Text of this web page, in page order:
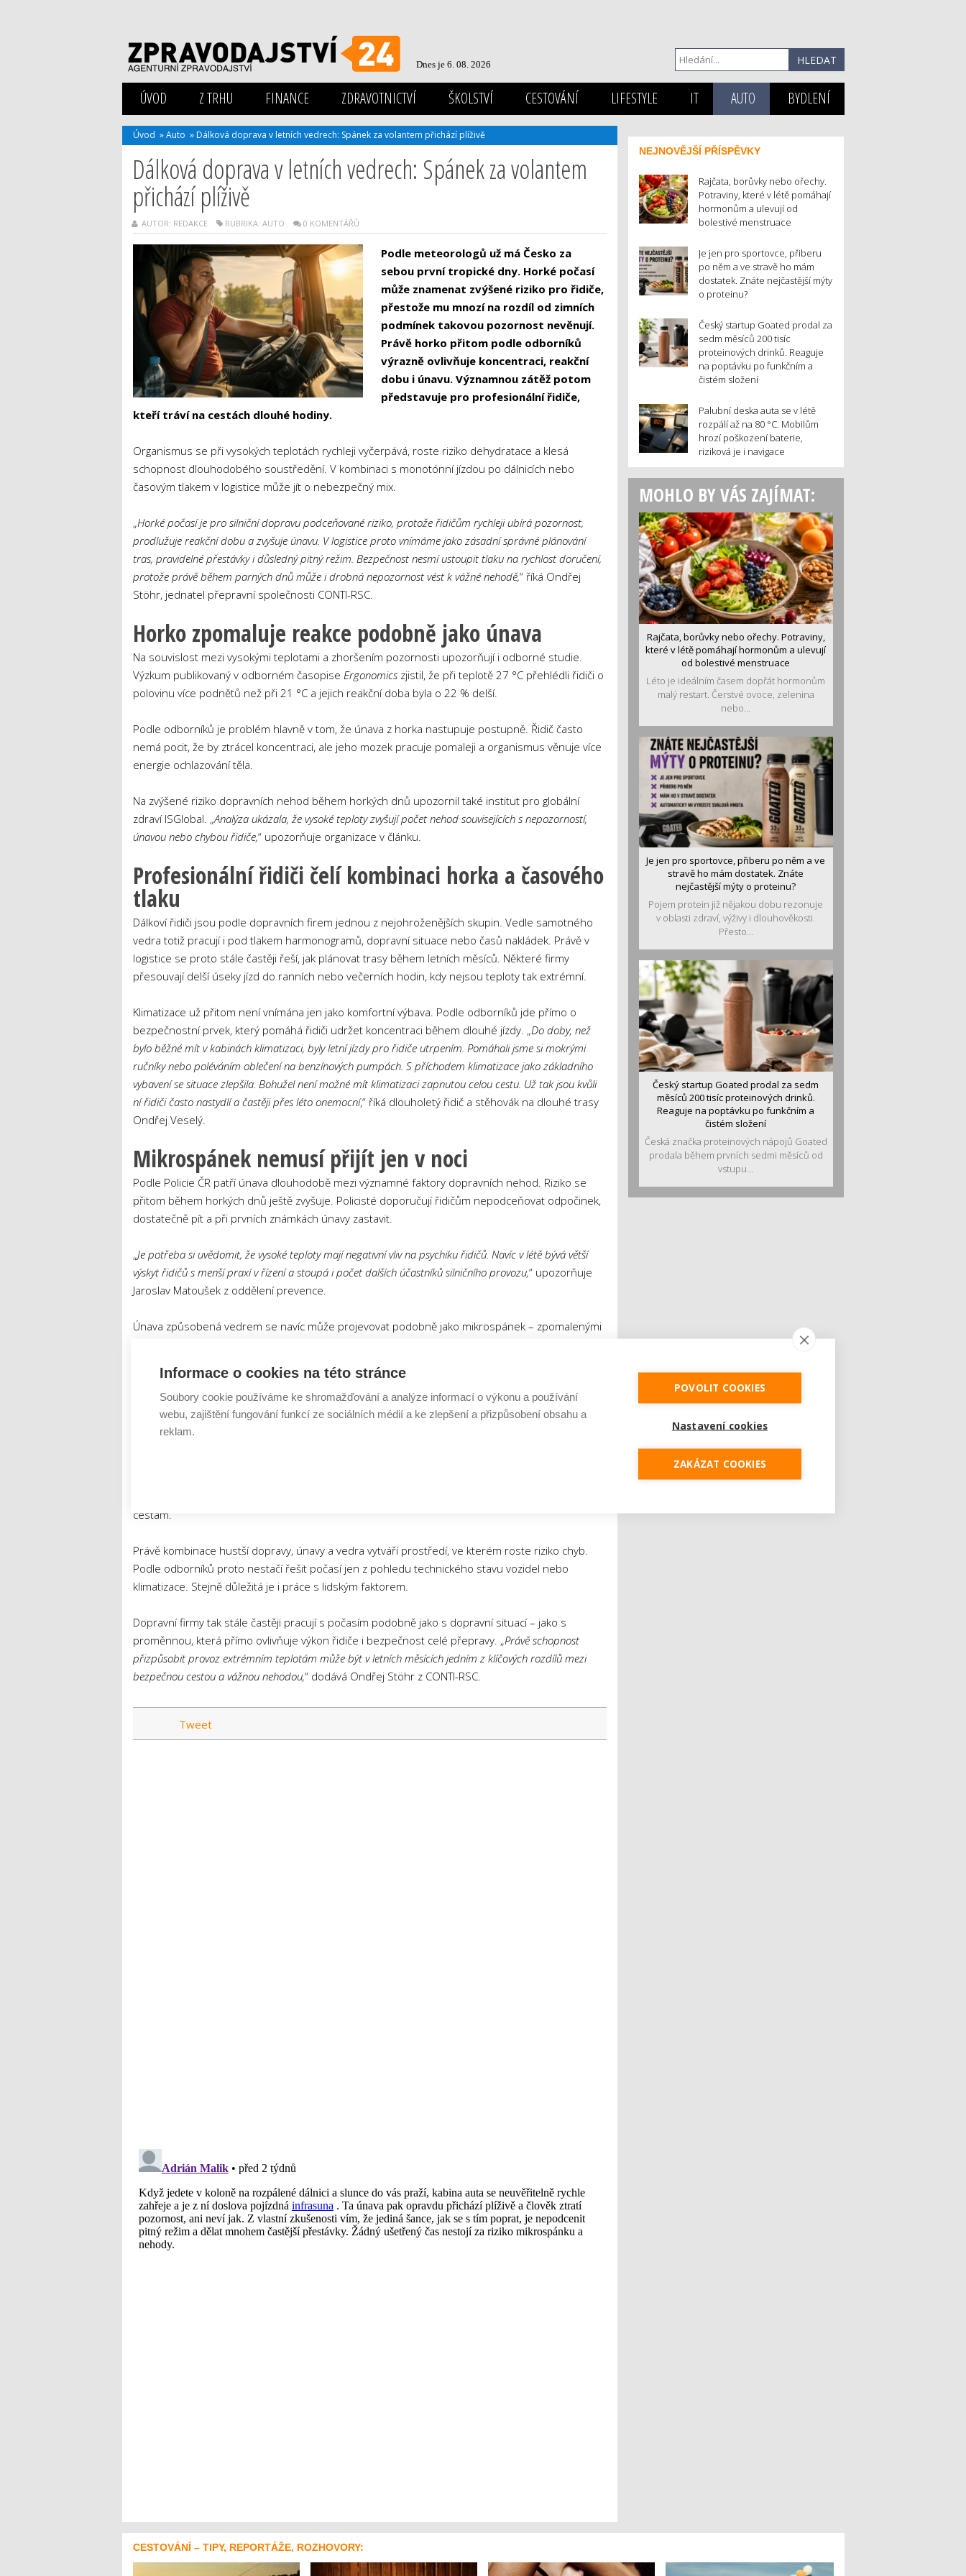
Dnes je 6. 08. 2026
ÚVOD Z TRHU FINANCE ZDRAVOTNICTVÍ ŠKOLSTVÍ CESTOVÁNÍ LIFESTYLE IT AUTO BYDLENÍ
Úvod »Auto » Dálková doprava v letních vedrech: Spánek za volantem přichází plíživě
Dálková doprava v letních vedrech: Spánek za volantem
přichází plíživě
AUTOR: REDAKCE RUBRIKA: AUTO 0 KOMENTÁŘŮ
Podle meteorologů už má Česko za
sebou první tropické dny. Horké počasí
může znamenat zvýšené riziko pro řidiče,
přestože mu mnozí na rozdíl od zimních
podmínek takovou pozornost nevěnují.
Právě horko přitom podle odborníků
výrazně ovlivňuje koncentraci, reakční
dobu i únavu. Významnou zátěž potom
představuje pro profesionální řidiče,
kteří tráví na cestách dlouhé hodiny.
Organismus se při vysokých teplotách rychleji vyčerpává, roste riziko dehydratace a klesá
schopnost dlouhodobého soustředění. V kombinaci s monotónní jízdou po dálnicích nebo
časovým tlakem v logistice může jít o nebezpečný mix.
„Horké počasí je pro silniční dopravu podceňované riziko, protože řidičům rychleji ubírá pozornost,
prodlužuje reakční dobu a zvyšuje únavu. V logistice proto vnímáme jako zásadní správné plánování
tras, pravidelné přestávky i důsledný pitný režim. Bezpečnost nesmí ustoupit tlaku na rychlost doručení,
protože právě během parných dnů může i drobná nepozornost vést k vážné nehodě,“ říká Ondřej
Stöhr, jednatel přepravní společnosti CONTI-RSC.
Horko zpomaluje reakce podobně jako únava
Na souvislost mezi vysokými teplotami a zhoršením pozornosti upozorňují i odborné studie.
Výzkum publikovaný v odborném časopise Ergonomicszjistil, že při teplotě 27 °C přehlédli řidiči o
polovinu více podnětů než při 21 °C a jejich reakční doba byla o 22 % delší.
Podle odborníků je problém hlavně v tom, že únava z horka nastupuje postupně. Řidič často
nemá pocit, že by ztrácel koncentraci, ale jeho mozek pracuje pomaleji a organismus věnuje více
energie ochlazování těla.
Na zvýšené riziko dopravních nehod během horkých dnů upozornil také institut pro globální
zdraví ISGlobal. „Analýza ukázala, že vysoké teploty zvyšují počet nehod souvisejících s nepozorností,
únavou nebo chybou řidiče,“ upozorňuje organizace v článku.
Profesionální řidiči čelí kombinaci horka a časového
tlaku
Dálkoví řidiči jsou podle dopravních firem jednou z nejohroženějších skupin. Vedle samotného
vedra totiž pracují i pod tlakem harmonogramů, dopravní situace nebo časů nakládek. Právě v
logistice se proto stále častěji řeší, jak plánovat trasy během letních měsíců. Některé firmy
přesouvají delší úseky jízd do ranních nebo večerních hodin, kdy nejsou teploty tak extrémní.
Klimatizace už přitom není vnímána jen jako komfortní výbava. Podle odborníků jde přímo o
bezpečnostní prvek, který pomáhá řidiči udržet koncentraci během dlouhé jízdy. „Do doby, než
bylo běžné mít v kabinách klimatizaci, byly letní jízdy pro řidiče utrpením. Pomáhali jsme si mokrými
ručníky nebo poléváním oblečení na benzínových pumpách. S příchodem klimatizace jako základního
vybavení se situace zlepšila. Bohužel není možné mít klimatizaci zapnutou celou cestu. Už tak jsou kvůli
ní řidiči často nastydlí a častěji přes léto onemocní,“ říká dlouholetý řidič a stěhovák na dlouhé trasy
Ondřej Veselý.
Mikrospánek nemusí přijít jen v noci
Podle Policie ČR patří únava dlouhodobě mezi významné faktory dopravních nehod. Riziko se
přitom během horkých dnů ještě zvyšuje. Policisté doporučují řidičům nepodceňovat odpočinek,
dostatečně pít a při prvních známkách únavy zastavit.
„Je potřeba si uvědomit, že vysoké teploty mají negativní vliv na psychiku řidičů. Navíc v létě bývá větší
výskyt řidičů s menší praxí v řízení a stoupá i počet dalších účastníků silničního provozu,“ upozorňuje
Jaroslav Matoušek z oddělení prevence.
Únava způsobená vedrem se navíc může projevovat podobně jako mikrospánek – zpomalenými
Další studie zaměřené na profesionální řidiče upozorňují, že vysoké teploty zvyšují fyziologický
stres a zkracují dobu, po kterou je člověk schopný bezpečně udržet plnou pozornost.
cestám.
Právě kombinace hustší dopravy, únavy a vedra vytváří prostředí, ve kterém roste riziko chyb.
Podle odborníků proto nestačí řešit počasí jen z pohledu technického stavu vozidel nebo
klimatizace. Stejně důležitá je i práce s lidským faktorem.
Dopravní firmy tak stále častěji pracují s počasím podobně jako s dopravní situací – jako s
proměnnou, která přímo ovlivňuje výkon řidiče i bezpečnost celé přepravy. „Právě schopnost
přizpůsobit provoz extrémním teplotám může být v letních měsících jedním z klíčových rozdílů mezi
bezpečnou cestou a vážnou nehodou,“ dodává Ondřej Stöhr z CONTI-RSC.
Tweet
NEJNOVĚJŠÍ PŘÍSPĚVKY
Rajčata, borůvky nebo ořechy.
Potraviny, které v létě pomáhají
hormonům a ulevují od
bolestivé menstruace
Je jen pro sportovce, přiberu
po něm a ve stravě ho mám
dostatek. Znáte nejčastější mýty
o proteinu?
Český startup Goated prodal za
sedm měsíců 200 tisíc
proteinových drinků. Reaguje
na poptávku po funkčním a
čistém složení
Palubní deska auta se v létě
rozpálí až na 80 °C. Mobilům
hrozí poškození baterie,
riziková je i navigace
MOHLO BY VÁS ZAJÍMAT:
Rajčata, borůvky nebo ořechy. Potraviny,
které v létě pomáhají hormonům a ulevují
od bolestivé menstruace
Léto je ideálním časem dopřát hormonům
malý restart. Čerstvé ovoce, zelenina
nebo...
Je jen pro sportovce, přiberu po něm a ve
stravě ho mám dostatek. Znáte
nejčastější mýty o proteinu?
Pojem protein již nějakou dobu rezonuje
v oblasti zdraví, výživy i dlouhověkosti.
Přesto...
Český startup Goated prodal za sedm
měsíců 200 tisíc proteinových drinků.
Reaguje na poptávku po funkčním a
čistém složení
Česká značka proteinových nápojů Goated
prodala během prvních sedmi měsíců od
vstupu...
CESTOVÁNÍ – TIPY, REPORTÁŽE, ROZHOVORY:
Informace o cookies na této stránce
Soubory cookie používáme ke shromažďování a analýze informací o výkonu a používání
webu, zajištění fungování funkcí ze sociálních médií a ke zlepšení a přizpůsobení obsahu a
reklam.
POVOLIT COOKIES
Nastavení cookies
ZAKÁZAT COOKIES